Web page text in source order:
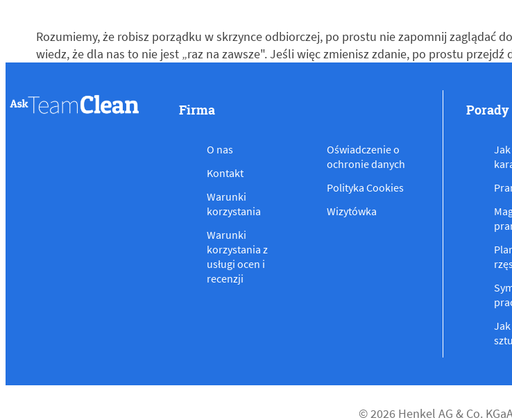
Rozumiemy, że robisz porządku w skrzynce odbiorczej, po prostu nie zapomnij zaglądać
wiedz, że dla nas to nie jest „raz na zawsze". Jeśli więc zmienisz zdanie, po prostu
Firma
O nas
Kontakt
Warunki
korzystania
Warunki
korzystania z
usługi ocen i
recenzji
Oświadczenie o
ochronie danych
Polityka Cookies
Wizytówka
Porady
© 2026 Henkel AG & Co.